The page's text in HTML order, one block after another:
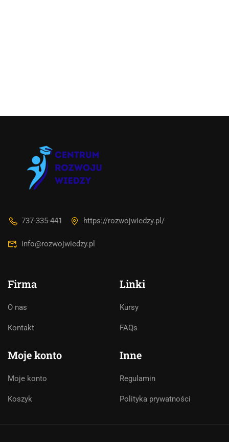
737-335-441 https://rozwojwiedzy.pl/
info@rozwojwiedzy.pl
Firma
O nas
Kontakt
Linki
Kursy
FAQs
Moje konto
Moje konto
Koszyk
Inne
Regulamin
Polityka prywatności
asystentem AI. Jak mogę Ci pomóc?